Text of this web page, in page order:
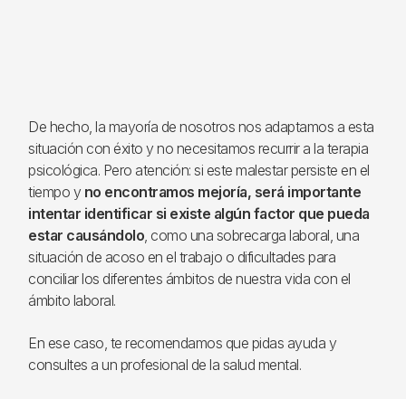
De hecho, la mayoría de nosotros nos adaptamos a esta
situación con éxito y no necesitamos recurrir a la terapia
psicológica. Pero atención: si este malestar persiste en el
tiempo y no encontramos mejoría, será importante
intentar identificar si existe algún factor que pueda
estar causándolo , como una sobrecarga laboral, una
situación de acoso en el trabajo o dificultades para
conciliar los diferentes ámbitos de nuestra vida con el
ámbito laboral.
En ese caso, te recomendamos que pidas ayuda y
consultes a un profesional de la salud mental.